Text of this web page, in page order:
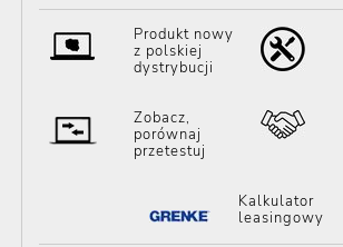
Produkt nowy
z polskiej
dystrybucji
Zobacz,
porównaj
przetestuj
Kalkulator
leasingowy